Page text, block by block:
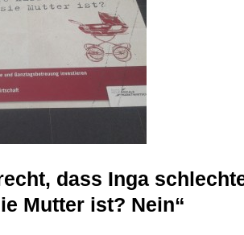
dass Inga
Mutter ist? Nein“